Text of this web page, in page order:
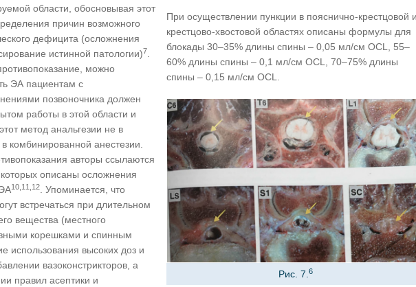
области, обосновывая этот
причин возможного
дефицита (осложнения
истинной патологии)7
можно
ЭА пациентам с
позвоночника должен
работы в этой области и
метод анальгезии не в
комбинированной анестезии.
авторы ссылаются
описаны осложнения
10,11,12
. Упоминается, что
встречаться при длительном
вещества (местного
корешками и спинным
использования высоких доз и
вазоконстрикторов, а
правил асептики и
При осуществлении пункции в пояснично-крестцовой
крестцово-хвостовой областях описаны формулы для
блокады 30–35% длины спины – 0,05 мл/см OCL, 55–
60% длины спины – 0,1 мл/см OCL, 70–75% длины
спины – 0,15 мл/см OCL.
Рис. 7.6